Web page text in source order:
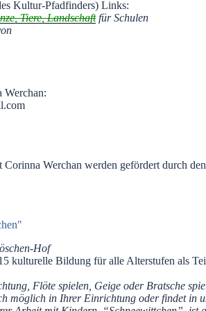
Kultur-Pfadfinders) Links:
Tiere, Landschaftfür Schulen
Werchan:
Corinna Werchan werden gefördert durch
Hof
kulturelle Bildung für alle Alterstufen als
Flöte spielen, Geige oder Bratsche
möglich in Ihrer Einrichtung oder findet in